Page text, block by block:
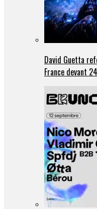
David Guetta
France devant